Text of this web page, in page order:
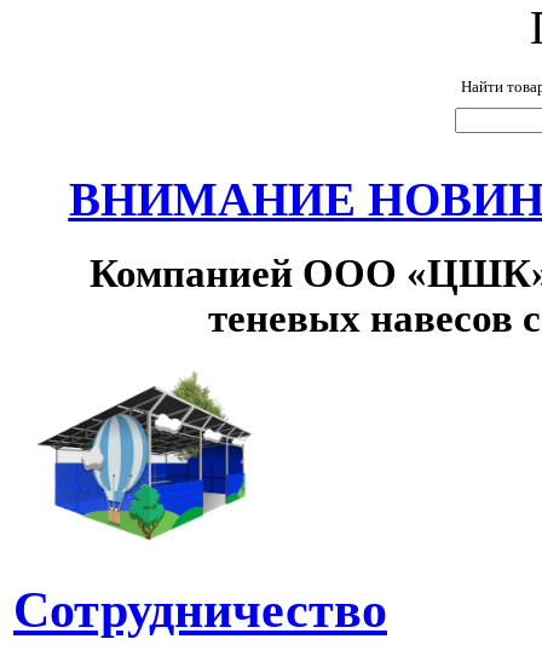
Найти
ВНИМАНИЕ
Компанией ООО «ЦШК»
теневых навесов
Сотрудничество